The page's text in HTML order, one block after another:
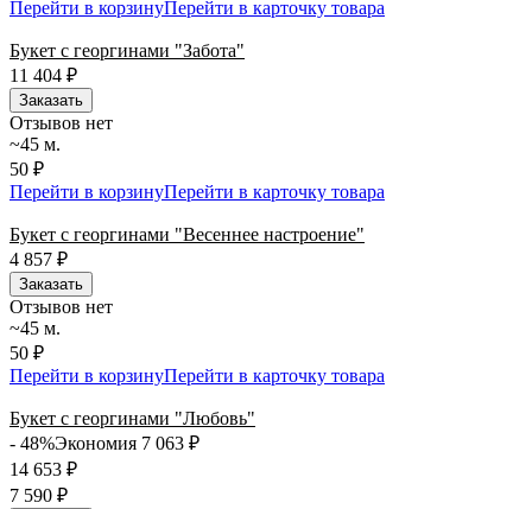
Перейти в корзинуПерейти в карточку товара
Букет с георгинами "Забота"
11 404 ₽
Заказать
Отзывов нет
~45 м.
50 ₽
Перейти в корзинуПерейти в карточку товара
Букет с георгинами "Весеннее настроение"
4 857 ₽
Заказать
Отзывов нет
~45 м.
50 ₽
Перейти в корзинуПерейти в карточку товара
Букет с георгинами "Любовь"
- 48%Экономия 7 063 ₽
14 653 ₽
7 590 ₽